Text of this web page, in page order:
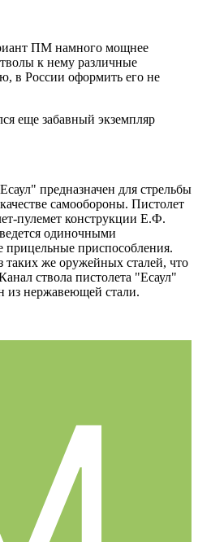
ПМ намного мощнее
к нему различные
в России оформить его не
еще забавный экземпляр
предназначен для стрельбы
самообороны. Пистолет
пулемет конструкции Е.Ф.
одиночными
приспособления.
таких же оружейных сталей, что
ствола пистолета "Есаул"
из нержавеющей стали.